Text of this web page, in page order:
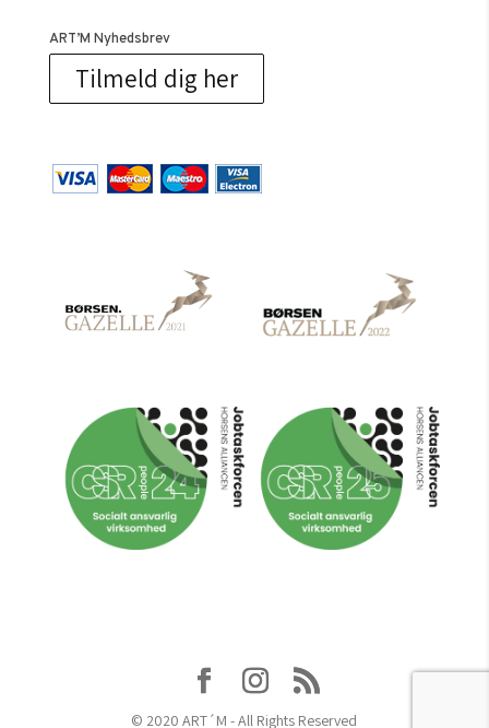
ART’M Nyhedsbrev
Tilmeld dig her
© 2020 ART´M - All Rights Reserved